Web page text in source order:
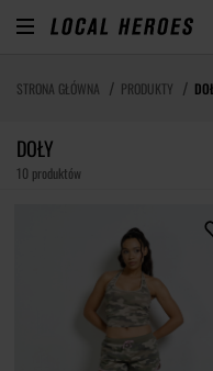
STRONA GŁÓWNA PRODUKTY
DOŁY
10 produktów